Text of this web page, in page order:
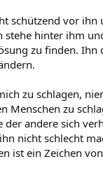
schützend vor ihn
stehe hinter ihm
zu finden. Ihn
zu schlagen,
Menschen zu
der andere sich
nicht schlecht
ist ein Zeichen